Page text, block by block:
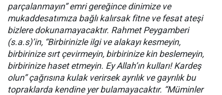
parçalanmayın” emri gereğince dinimize ve
mukaddesatımıza bağlı kalırsak fitne ve fesat ateşi
bizlere dokunamayacaktır. Rahmet Peygamberi
(s.a.s)’in, “Birbirinizle ilgi ve alakayı kesmeyin,
birbirinize sırt çevirmeyin, birbirinize kin beslemeyin,
birbirinize haset etmeyin. Ey Allah’ın kulları! Kardeş
olun” çağrısına kulak verirsek ayrılık ve gayrılık bu
topraklarda kendine yer bulamayacaktır. “Müminler